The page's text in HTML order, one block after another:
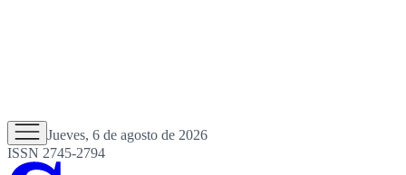
Jueves, 6 de agosto de 2026
ISSN 2745-2794